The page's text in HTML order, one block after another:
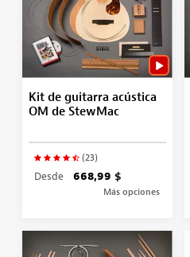
Kit de guitarra acústica
OM de StewMac
(23)
Desde 668,99 $
Más opciones